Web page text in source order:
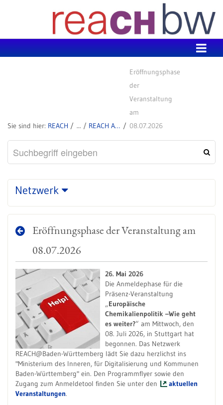
REACH REACH Aktuell
Eröffnungsphase
der
Veranstaltung
am
08.07.2026
Netzwerk
Eröffnungsphase der Veranstaltung am
08.07.2026
26. Mai 2026
Die Anmeldephase für die
Präsenz-Veranstaltung
„Europäische
Chemikalienpolitik –Wie geht
es weiter?“ am Mittwoch, den
08. Juli 2026, in Stuttgart hat
begonnen. Das Netzwerk
REACH@Baden-Württemberg lädt Sie dazu herzlichst ins
"Ministerium des Inneren, für Digitalisierung und Kommunen
Baden-Württemberg" ein. Den Programmflyer sowie den
Zugang zum Anmeldetool finden Sie unter den
aktuellen
Veranstaltungen.